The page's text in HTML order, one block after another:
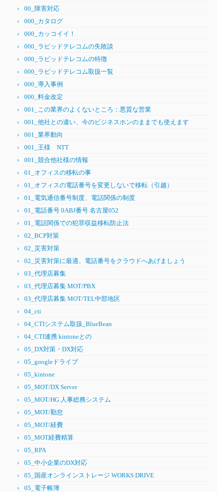
00_障害対応
000_カタログ
000_カッコイイ！
000_ラピッドテレコムの失敗談
000_ラピッドテレコムの特徴
000_ラピッドテレコム取扱一覧
000_導入事例
000_料金改定
001_この業界のよくないところ：悪質な営業
001_他社との違い、今のビジネスホンのままでも使えます
001_業界動向
001_王様 NTT
001_競合他社様の情報
01_オフィスの移転の事
01_オフィスの電話番号を変更しないで移転（引越）
01_電気通信番号制度、電話関係の制度
01_電話番号 0ABJ番号 名古屋052
01_電話関係での犯罪収益移転防止法
02_BCP対策
02_災害対策
02_災害対策に最適、電話番号をクラウドへあげましょう
03_代理店募集
03_代理店募集 MOT/PBX
03_代理店募集 MOT/TEL中部地区
04_cti
04_CTIシステム取扱_BlueBean
04_CTI連携 kintoneとの
05_DX対策・DX対応
05_googleドライブ
05_kintone
05_MOT/DX Server
05_MOT/HG 人事総務システム
05_MOT/勤怠
05_MOT/経費
05_MOT経費精算
05_RPA
05_中小企業のDX対応
05_国産オンラインストレージ WORKS DRIVE
05_電子帳簿